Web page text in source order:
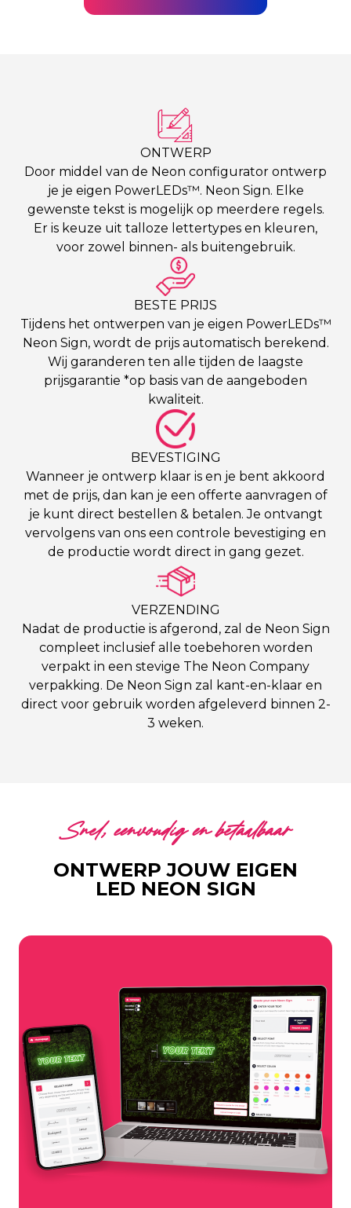
ONTWERP
Door middel van de Neon configurator ontwerp
je je eigen PowerLEDs™. Neon Sign. Elke
gewenste tekst is mogelijk op meerdere regels.
Er is keuze uit talloze lettertypes en kleuren,
voor zowel binnen- als buitengebruik.
BESTE PRIJS
Tijdens het ontwerpen van je eigen PowerLEDs™
Neon Sign, wordt de prijs automatisch berekend.
Wij garanderen ten alle tijden de laagste
prijsgarantie *op basis van de aangeboden
kwaliteit.
BEVESTIGING
Wanneer je ontwerp klaar is en je bent akkoord
met de prijs, dan kan je een offerte aanvragen of
je kunt direct bestellen & betalen. Je ontvangt
vervolgens van ons een controle bevestiging en
de productie wordt direct in gang gezet.
VERZENDING
Nadat de productie is afgerond, zal de Neon Sign
compleet inclusief alle toebehoren worden
verpakt in een stevige The Neon Company
verpakking. De Neon Sign zal kant-en-klaar en
direct voor gebruik worden afgeleverd binnen 2-
3 weken.
Snel, eenvoudig en betaalbaar
ONTWERP JOUW EIGEN
LED NEON SIGN